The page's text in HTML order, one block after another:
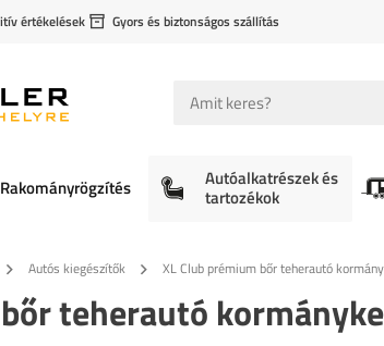
értékelések Gyors és biztonságos szállítás
Rakományrögzítés Autóalkatrészek és
tartozékok
Autós kiegészítők XL Club prémium bőr teherautó
teherautó